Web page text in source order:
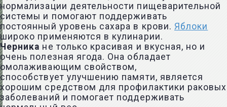
нормализации деятельности пищеварительной
системы и помогают поддерживать
постоянный уровень сахара в крови. Яблоки
широко применяются в кулинарии.
Черника не только красивая и вкусная, но и
очень полезная ягода. Она обладает
омолаживающим свойством,
способствует улучшению памяти, является
хорошим средством для профилактики раковых
заболеваний и помогает поддерживать